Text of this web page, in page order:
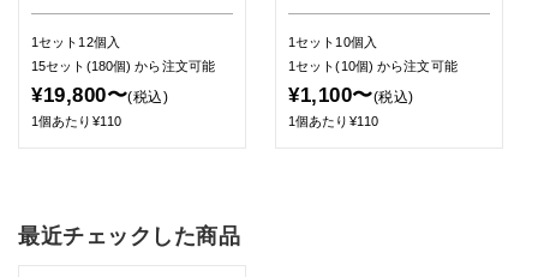
1セット12個入
15セット(180個)から注文可能
¥19,800〜(税込)
1個あたり¥110
1セット10個入
1セット(10個)から注文可能
¥1,100〜(税込)
1個あたり¥110
最近チェックした商品